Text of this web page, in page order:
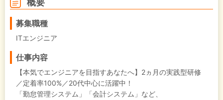
概要
募集職種
ITエンジニア
仕事内容
【本気でエンジニアを目指すあなたへ】2ヵ月の実践型研修
／定着率100%／20代中心に活躍中！
「勤怠管理システム」「会計システム」など、